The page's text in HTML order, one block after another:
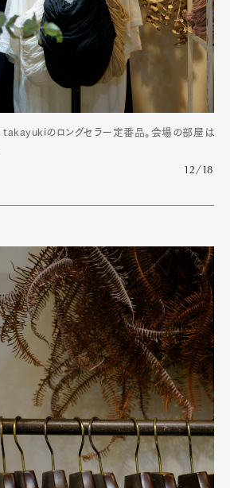
のロングセラー定番品。会場の部屋は
12/18